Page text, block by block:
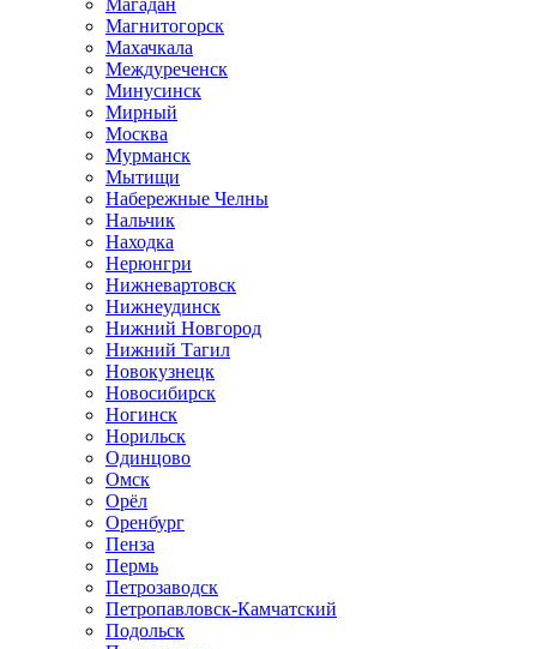
Магнитогорск
Махачкала
Междуреченск
Минусинск
Мирный
Москва
Мурманск
Мытищи
Набережные Челны
Нальчик
Находка
Нерюнгри
Нижневартовск
Нижнеудинск
Нижний Новгород
Нижний Тагил
Новокузнецк
Новосибирск
Ногинск
Норильск
Одинцово
Омск
Орёл
Оренбург
Пенза
Пермь
Петрозаводск
Петропавловск-Камчатский
Подольск